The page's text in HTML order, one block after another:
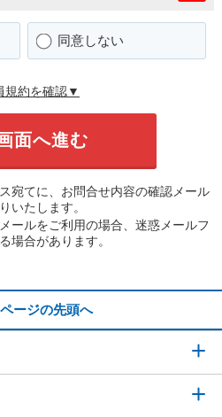
同意しない
規約を確認▼
宛てに、お問合せ内容の確認メール
いたします。
ールをご利用の場合、迷惑メールフ
場合があります。
ージの先頭へ